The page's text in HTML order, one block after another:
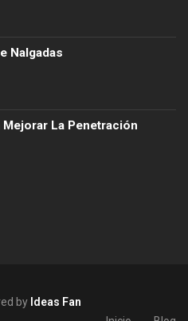
Nalgadas
La Penetración
by Ideas Fan